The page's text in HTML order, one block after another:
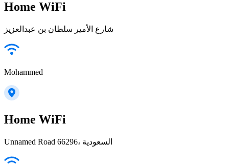
Home WiFi
شارع الأمير سلطان بن عبدالعزيز
Mohammed
Home WiFi
Unnamed Road 66296، السعودية